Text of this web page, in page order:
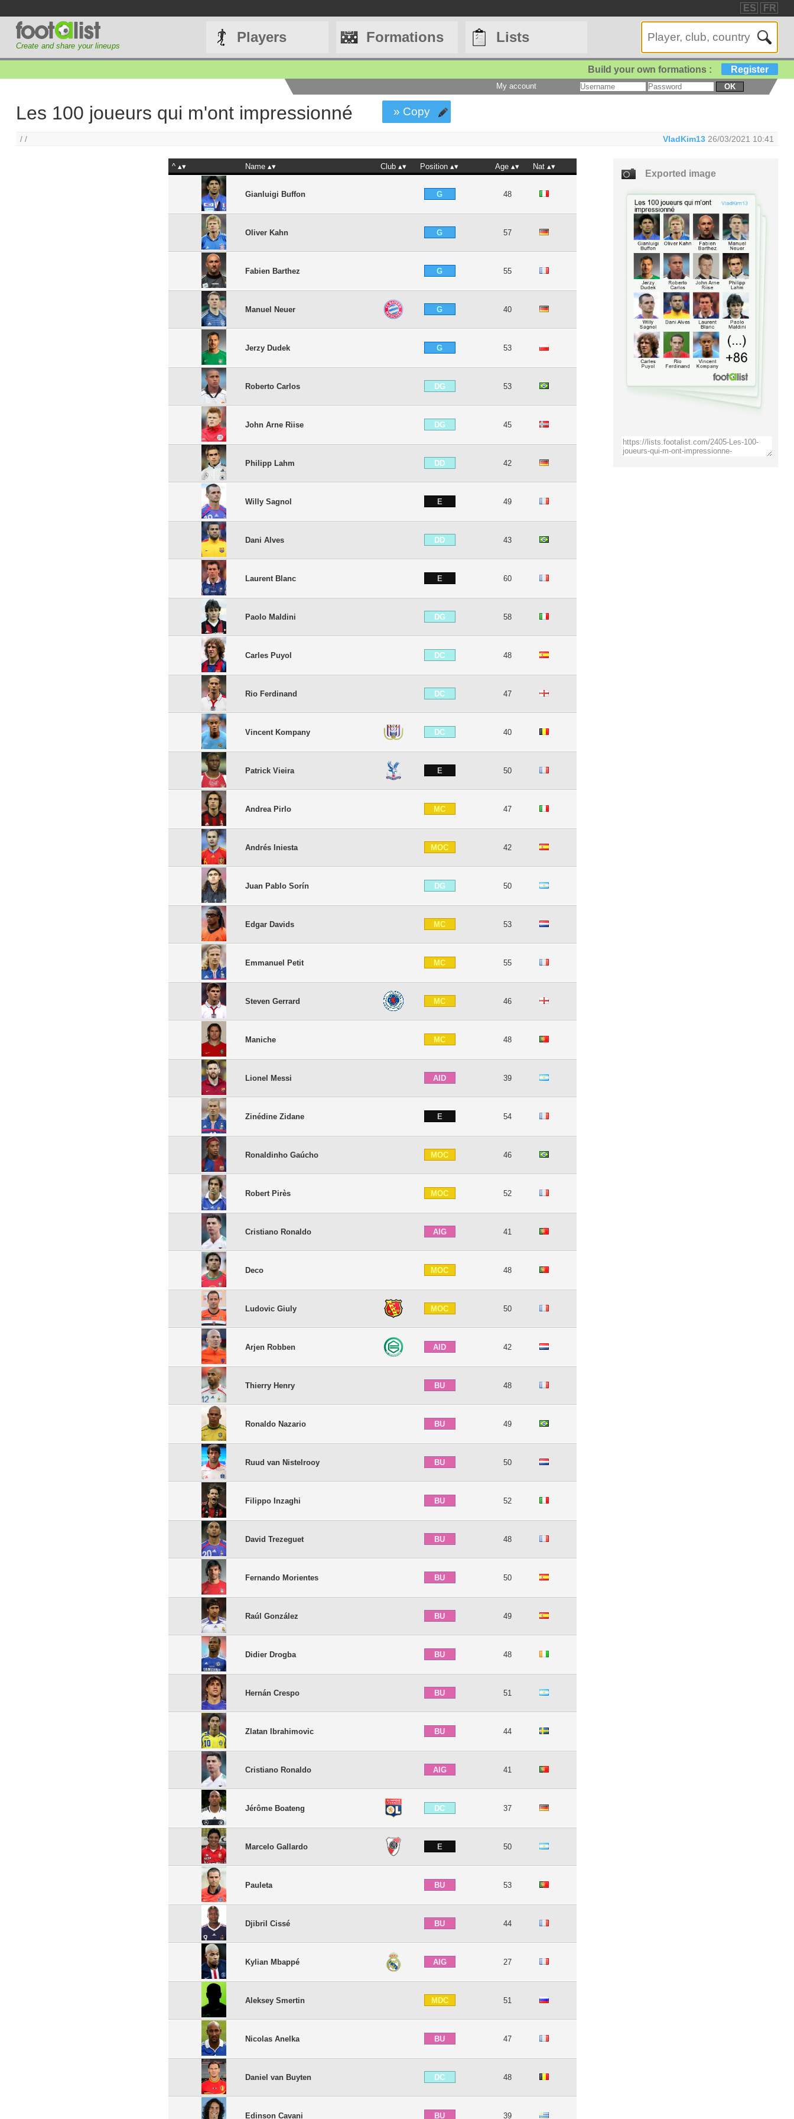
ES FR
Create and share your lineups
Players Formations Lists
Build your own formations : Register
My account OK
Les 100 joueurs qui m'ont impressionné » Copy
/ / VladKim13 26/03/2021 10:41
^ Name Club Position Age Nat
Gianluigi Buffon G 48
Oliver Kahn G 57
Fabien Barthez G 55
Manuel Neuer G 40
Jerzy Dudek G 53
Roberto Carlos DG 53
John Arne Riise DG 45
Philipp Lahm DD 42
Willy Sagnol E 49
Dani Alves DD 43
Laurent Blanc E 60
Paolo Maldini DG 58
Carles Puyol DC 48
Rio Ferdinand DC 47
Vincent Kompany DC 40
Patrick Vieira E 50
Andrea Pirlo MC 47
Andrés Iniesta MOC 42
Juan Pablo Sorín DG 50
Edgar Davids MC 53
Emmanuel Petit MC 55
Steven Gerrard MC 46
Maniche MC 48
Lionel Messi AID 39
Zinédine Zidane E 54
Ronaldinho Gaúcho MOC 46
Robert Pirès MOC 52
Cristiano Ronaldo AIG 41
Deco MOC 48
Ludovic Giuly MOC 50
Arjen Robben AID 42
Thierry Henry BU 48
Ronaldo Nazario BU 49
Ruud van Nistelrooy BU 50
Filippo Inzaghi BU 52
David Trezeguet BU 48
Fernando Morientes BU 50
Raúl González BU 49
Didier Drogba BU 48
Hernán Crespo BU 51
Zlatan Ibrahimovic BU 44
Cristiano Ronaldo AIG 41
Jérôme Boateng DC 37
Marcelo Gallardo E 50
Pauleta BU 53
Djibril Cissé BU 44
Kylian Mbappé AIG 27
Aleksey Smertin MDC 51
Nicolas Anelka BU 47
Daniel van Buyten DC 48
Edinson Cavani BU 39
Exported image